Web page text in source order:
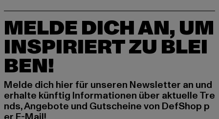
MELDE DICH AN, UM
INSPIRIERT ZU BLEI
BEN!
Melde dich hier für unseren Newsletter an und
erhalte künftig Informationen über aktuelle Tre
nds, Angebote und Gutscheine von DefShop p